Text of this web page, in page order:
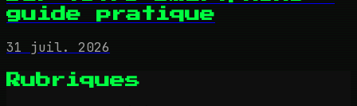
guide pratique
31 juil. 2026
Rubriques